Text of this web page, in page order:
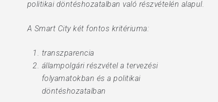
politikai döntéshozatalban való részvételén alapul.
A Smart City két fontos kritériuma:
transzparencia
állampolgári részvétel a tervezési
folyamatokban és a politikai
döntéshozatalban